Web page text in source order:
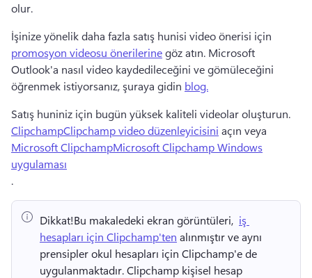
olur.
İşinize yönelik daha fazla satış hunisi video önerisi için
promosyon videosu önerilerine göz atın. Microsoft
Outlook'a nasıl video kaydedileceğini ve gömüleceğini
öğrenmek istiyorsanız, şuraya gidin blog.
Satış huniniz için bugün yüksek kaliteli videolar oluşturun.
ClipchampClipchamp video düzenleyicisini açın veya
Microsoft ClipchampMicrosoft Clipchamp Windows
uygulaması
.
Dikkat!Bu makaledeki ekran görüntüleri, ⁠ iş
hesapları için Clipchamp'ten alınmıştır ve aynı
prensipler okul hesapları için Clipchamp'e de
uygulanmaktadır. Clipchamp kişisel hesap